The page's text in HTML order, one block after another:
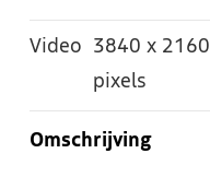
Video 3840 x 2160
pixels
Omschrijving